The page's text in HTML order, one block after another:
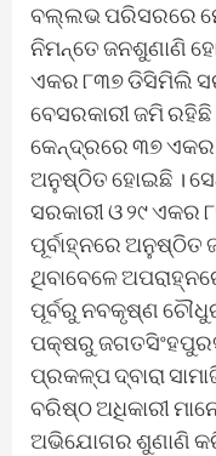
ବଲ୍ଲଭ ପରିସରରେ
ନିମନ୍ତେ ଜନଶୁଣାଣି
ଏକର ୮୩୭ ଡିସିମିଲି
ବେସରକାରୀ ଜମି ରହିଛି
କେନ୍ଦ୍ରରେ ୩୭
ଅନୁଷ୍ଠିତ ହୋଇଛି ।
ସରକାରୀ ଓ ୨୯ ଏକର
ପୂର୍ବାହ୍ନରେ
ଥିବାବେଳେ
ପୂର୍ବରୁ ନବକୃଷ୍ଣ
ପକ୍ଷରୁ
ପ୍ରକଳ୍ପ ଦ୍ବାରା
ବରିଷ୍ଠ ଅଧିକାରୀ
ଅଭିଯୋଗର ଶୁଣାଣି